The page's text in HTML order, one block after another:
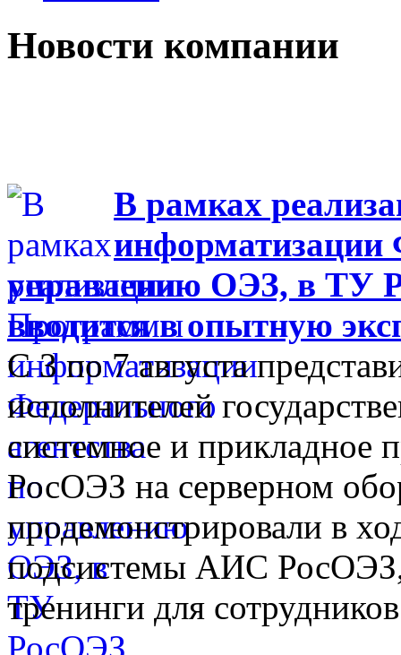
Новости компании
В рамках
информатизации
управлению ОЭЗ, в ТУ
вводится в опытную
С 3 по 7 августа
исполнителей
системное и прикладное
РосОЭЗ на серверном
продемонстрировали в
подсистемы АИС
тренинги для